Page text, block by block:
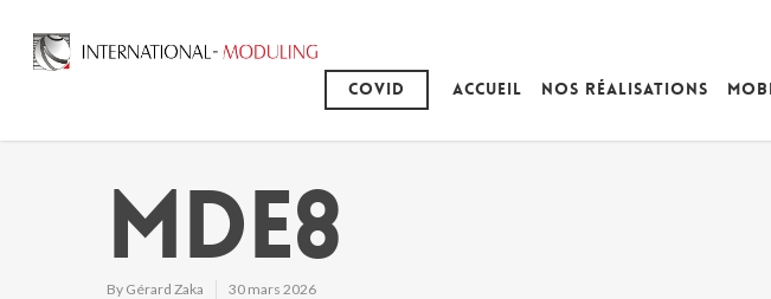
Covid Accueil Nos réalisations
MDE8
By Gérard Zaka 30 mars 2026